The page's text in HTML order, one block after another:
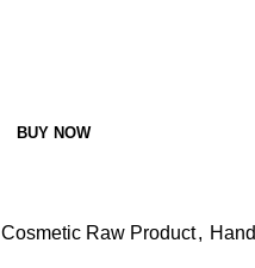
BUY NOW
Cosmetic Raw Product, Hand